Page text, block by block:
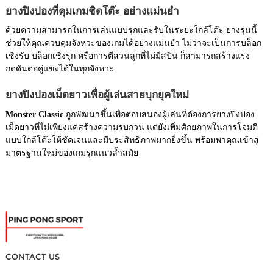
ยางปิงปองที่คุมเกมชิดโต๊ะ อย่างแม่นยำ
ด้วยความสามารถในการเล่นแบบรุกและรับในระยะใกล้โต๊ะ ยางรุ่นนี้
ช่วยให้คุณควบคุมจังหวะของเกมได้อย่างแม่นยำ ไม่ว่าจะเป็นการบล็อก
เชิงรับ บล็อกเชิงรุก หรือการตีสวนลูกที่ไม่มีสปิน ก็สามารถสร้างแรง
กดดันต่อคู่แข่งได้ในทุกจังหวะ
ยางปิงปองเม็ดยาวเพื่อผู้เล่นสายบุกยุคใหม่
Monster Classic ถูกพัฒนาขึ้นเพื่อตอบสนองผู้เล่นที่ต้องการยางปิงปอง
เม็ดยาวที่ไม่เพียงแค่สร้างความรบกวน แต่ยังเพิ่มศักยภาพในการโจมตี
แบบใกล้โต๊ะให้ชัดเจนและมีประสิทธิภาพมากยิ่งขึ้น พร้อมพาคุณเข้าสู่
มาตรฐานใหม่ของเกมรุกแนวล้ำสมัย
CONTACT US